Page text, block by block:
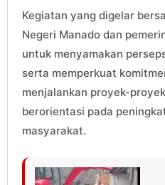
Kegiatan yang digelar
Negeri Manado dan
untuk menyamakan
serta memperkuat
menjalankan proyek-
berorientasi pada
masyarakat.